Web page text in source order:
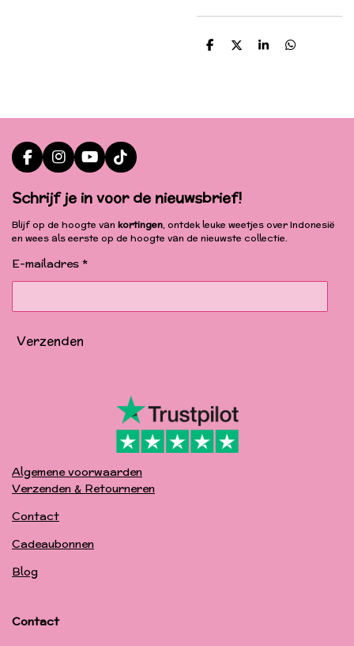
D D S D
F
a
c
e
b
o
k
I
n
s
t
a
g
a
Y
o
u
T
u
b
T
i
k
T
o
k
Schrijf je in voor de nieuwsbrief!
Blijf op de hoogte van kortingen, ontdek leuke weetjes over Indonesië
en wees als eerste op de hoogte van de nieuwste collectie.
E-mailadres *
Verzenden
Algemene voorwaarden
Verzenden & Retourneren
Contact
Cadeaubonnen
Blog
Contact